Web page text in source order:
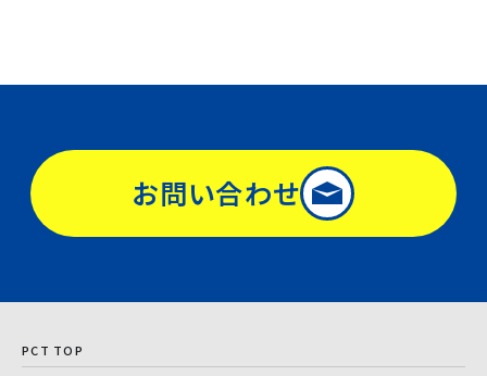
お問い合わせ
PCT TOP